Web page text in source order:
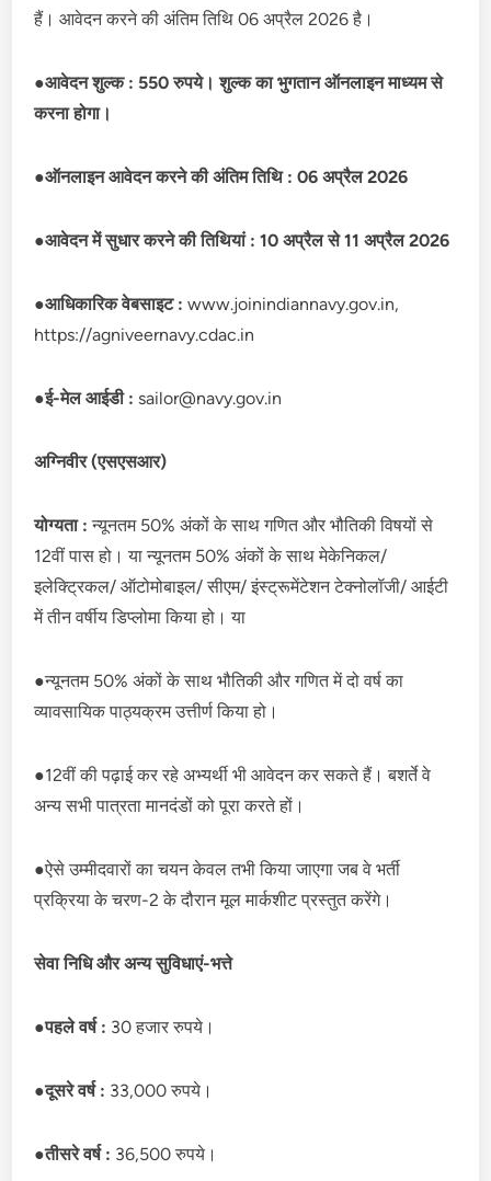
हैं। आवेदन करने की अंतिम तिथि 06 अप्रैल 2026 है।
●आवेदन शुल्क : 550 रुपये। शुल्क का भुगतान ऑनलाइन माध्यम से
करना होगा।
●ऑनलाइन आवेदन करने की अंतिम तिथि : 06 अप्रैल 2026
●आवेदन में सुधार करने की तिथियां : 10 अप्रैल से 11 अप्रैल 2026
●आधिकारिक वेबसाइट :www.joinindiannavy.gov.in,
https://agniveernavy.cdac.in
●ई-मेल आईडी : sailor@navy.gov.in
अग्निवीर (एसएसआर)
योग्यता :न्यूनतम 50% अंकों के साथ गणित और भौतिकी विषयों से
12वीं पास हो। या न्यूनतम 50% अंकों के साथ मेकेनिकल/
इलेक्ट्रिकल/ ऑटोमोबाइल/ सीएम/ इंस्ट्रूमेंटेशन टेक्नोलॉजी/ आईटी
में तीन वर्षीय डिप्लोमा किया हो। या
●न्यूनतम 50% अंकों के साथ भौतिकी और गणित में दो वर्ष का
व्यावसायिक पाठ्यक्रम उत्तीर्ण किया हो।
●12वीं की पढ़ाई कर रहे अभ्यर्थी भी आवेदन कर सकते हैं। बशर्ते वे
अन्य सभी पात्रता मानदंडों को पूरा करते हों।
●ऐसे उम्मीदवारों का चयन केवल तभी किया जाएगा जब वे भर्ती
प्रक्रिया के चरण-2 के दौरान मूल मार्कशीट प्रस्तुत करेंगे।
सेवा निधि और अन्य सुविधाएं-भत्ते
●पहले वर्ष : 30 हजार रुपये।
●दूसरे वर्ष : 33,000 रुपये।
●तीसरे वर्ष : 36,500 रुपये।